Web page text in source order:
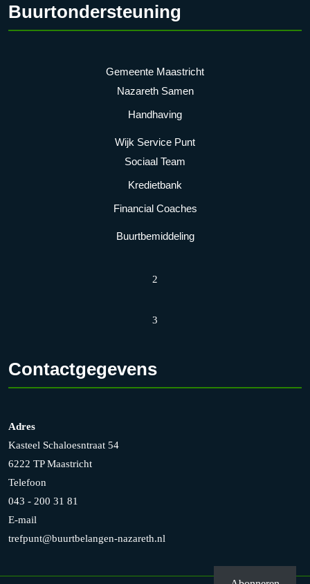
Buurtondersteuning
Gemeente Maastricht
Nazareth Samen
Handhaving
Wijk Service Punt
Sociaal Team
Kredietbank
Financial Coaches
Buurtbemiddeling
2
3
Contactgegevens
Adres
Kasteel Schaloesntraat 54
6222 TP Maastricht
Telefoon
043 - 200 31 81
E-mail
trefpunt@buurtbelangen-nazareth.nl